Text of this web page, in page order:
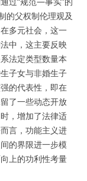
的父权制伦理观及
多元社会，这一
中，这主要反映
法定类型数量本
子女与非婚生子
的代表性，即在
了一些动态开放
，增加了法律适
言，功能主义进
的界限进一步模
上的功利性考量